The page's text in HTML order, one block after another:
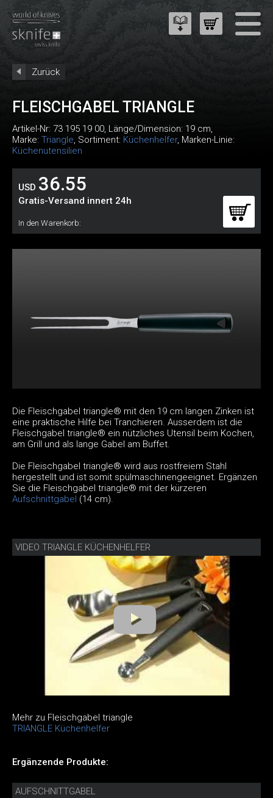
Zurück
FLEISCHGABEL TRIANGLE
Artikel-Nr: 73 195 19 00, Länge/Dimension: 19 cm,
Marke: Triangle, Sortiment: Küchenhelfer, Marken-Linie:
Küchenutensilien
USD 36.55
Gratis-Versand innert 24h
In den Warenkorb:
Die Fleischgabel triangle® mit den 19 cm langen Zinken ist
eine praktische Hilfe bei Tranchieren. Ausserdem ist die
Fleischgabel triangle® ein nützliches Utensil beim Kochen,
am Grill und als lange Gabel am Buffet.
Die Fleischgabel triangle® wird aus rostfreiem Stahl
hergestellt und ist somit spülmaschinengeeignet. Ergänzen
Sie die Fleischgabel triangle® mit der kürzeren
Aufschnittgabel (14 cm).
VIDEO TRIANGLE KÜCHENHELFER
Mehr zu Fleischgabel triangle
TRIANGLE Küchenhelfer
Ergänzende Produkte:
AUFSCHNITTGABEL